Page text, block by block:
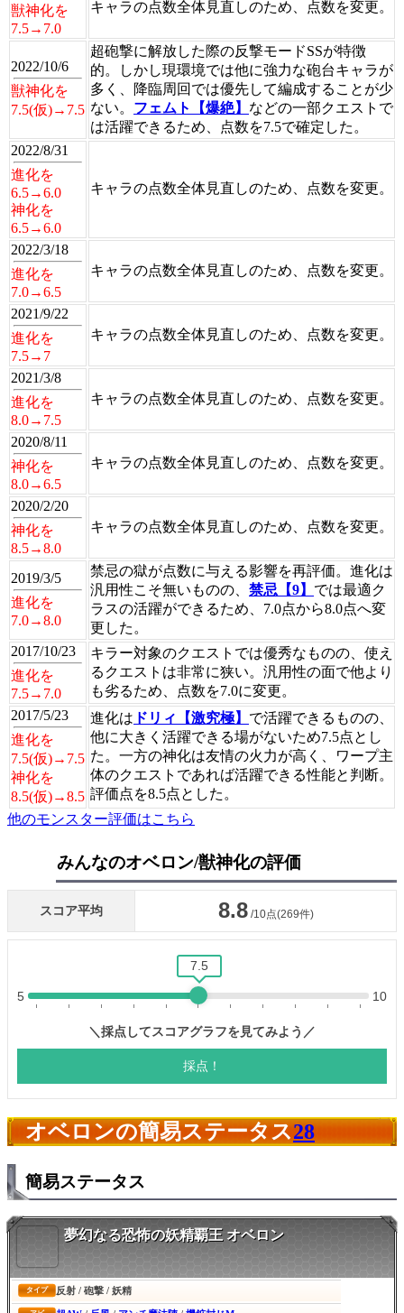
獣神化を
7.5→7.0
キャラの点数全体見直しのため、点数を変更。
2022/10/6
獣神化を
7.5(仮)→7.5
超砲撃に解放した際の反撃モードSSが特徴
的。しかし現環境では他に強力な砲台キャラが
多く、降臨周回では優先して編成することが少
ない。 フェムト【爆絶】 などの一部クエストで
は活躍できるため、点数を7.5で確定した。
2022/8/31
進化を
6.5→6.0
神化を
6.5→6.0
キャラの点数全体見直しのため、点数を変更。
2022/3/18
進化を
7.0→6.5
キャラの点数全体見直しのため、点数を変更。
2021/9/22
進化を
7.5→7
キャラの点数全体見直しのため、点数を変更。
2021/3/8
進化を
8.0→7.5
キャラの点数全体見直しのため、点数を変更。
2020/8/11
神化を
8.0→6.5
キャラの点数全体見直しのため、点数を変更。
2020/2/20
神化を
8.5→8.0
キャラの点数全体見直しのため、点数を変更。
2019/3/5
進化を
7.0→8.0
禁忌の獄が点数に与える影響を再評価。進化は
汎用性こそ無いものの、 禁忌【9】 では最適ク
ラスの活躍ができるため、7.0点から8.0点へ変
更した。
2017/10/23
進化を
7.5→7.0
キラー対象のクエストでは優秀なものの、使え
るクエストは非常に狭い。汎用性の面で他より
も劣るため、点数を7.0に変更。
2017/5/23
進化を
7.5(仮)→7.5
神化を
8.5(仮)→8.5
進化は ドリィ【激究極】 で活躍できるものの、
他に大きく活躍できる場がないため7.5点とし
た。一方の神化は友情の火力が高く、ワープ主
体のクエストであれば活躍できる性能と判断。
評価点を8.5点とした。
他のモンスター評価はこちら
みんなのオベロン/獣神化の評価
オベロンの簡易ステータス28
簡易ステータス
夢幻なる恐怖の妖精覇王 オベロン
タイプ 反射 / 砲撃 / 妖精